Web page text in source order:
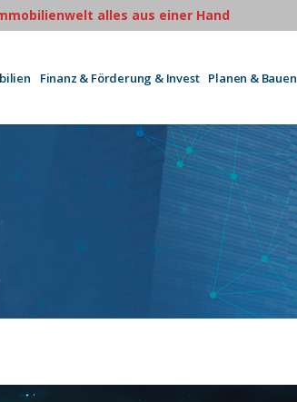
alles aus einer Hand
Finanz & Förderung & Invest Planen & Bauen